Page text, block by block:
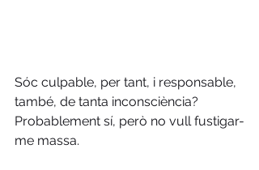
Sóc culpable, per tant, i responsable,
també, de tanta inconsciència?
Probablement sí, però no vull fustigar-
me massa.